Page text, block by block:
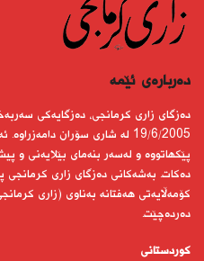
دەربارەى ئێمە
دەزگای زاری كرمانجی، دەزگایەكی
19/6/2005 لە شاری سۆران
پێكهاتووە و لەسەر بنەمای بێلایەنی و
دەكات. بەشەكانی دەزگای زاری كرمانجی
كۆمەڵایەتی هەفتانە بەناوی (زاری
دەردەچێت.
کوردستانى